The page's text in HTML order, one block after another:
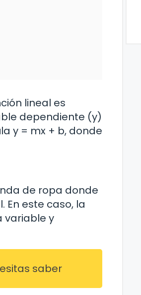
lineal es
dependiente (y)
y = mx + b, donde
de ropa donde
este caso, la
variable y
saber